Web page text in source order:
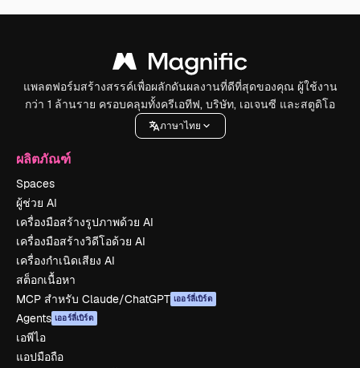
แพลตฟอร์มสร้างสรรค์เพื่อผลักดันผลงานที่ดีที่สุดของคุณ ผู้ใช้งาน
กว่า 1 ล้านราย ครอบคลุมทั้งครีเอทีฟ, บริษัท, เอเจนซี และสตูดิโอ
ภาษาไทย
ผลิตภัณฑ์
Spaces
ผู้ช่วย AI
เครื่องมือสร้างรูปภาพด้วย AI
เครื่องมือสร้างวิดีโอด้วย AI
เครื่องกำเนิดเสียง AI
สต็อกเนื้อหา
MCP สำหรับ Claude/ChatGPT เออร์ลี่เบิร์ด
Agents เออร์ลี่เบิร์ด
เอพีไอ
แอปมือถือ